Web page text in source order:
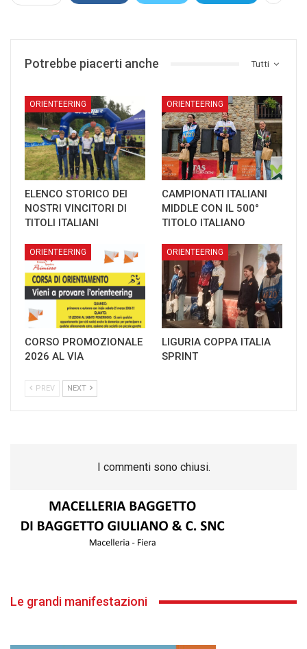
Tutti
Potrebbe piacerti anche
ORIENTEERING
ELENCO STORICO DEI
NOSTRI VINCITORI DI
TITOLI ITALIANI
ORIENTEERING
CAMPIONATI ITALIANI
MIDDLE CON IL 500°
TITOLO ITALIANO
ORIENTEERING
CORSO PROMOZIONALE
2026 AL VIA
ORIENTEERING
LIGURIA COPPA ITALIA
SPRINT
PREV NEXT
I commenti sono chiusi.
Le grandi manifestazioni